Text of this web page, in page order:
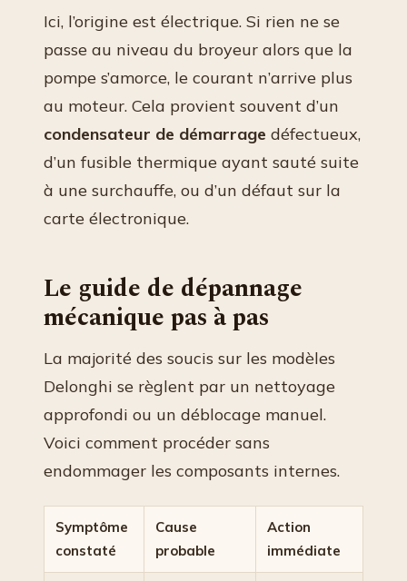
Ici, l’origine est électrique. Si rien ne se
passe au niveau du broyeur alors que la
pompe s’amorce, le courant n’arrive plus
au moteur. Cela provient souvent d’un
condensateur de démarrage défectueux,
d’un fusible thermique ayant sauté suite
à une surchauffe, ou d’un défaut sur la
carte électronique.
Le guide de dépannage
mécanique pas à pas
La majorité des soucis sur les modèles
Delonghi se règlent par un nettoyage
approfondi ou un déblocage manuel.
Voici comment procéder sans
endommager les composants internes.
Symptôme
constaté
Cause
probable
Action
immédiate